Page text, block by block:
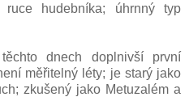
hudebníka; úhrnný typ
dnech doplnivší první
měřitelný léty; je starý jako
zkušený jako Metuzalém a